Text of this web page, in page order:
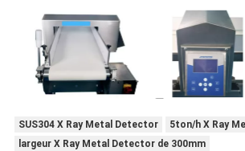
SUS304 X Ray Metal Detector
5ton/h X Ray
largeur X Ray Metal Detector de 300mm